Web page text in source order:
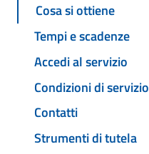
Cosa si ottiene
Tempi e scadenze
Accedi al servizio
Condizioni di servizio
Contatti
Strumenti di tutela